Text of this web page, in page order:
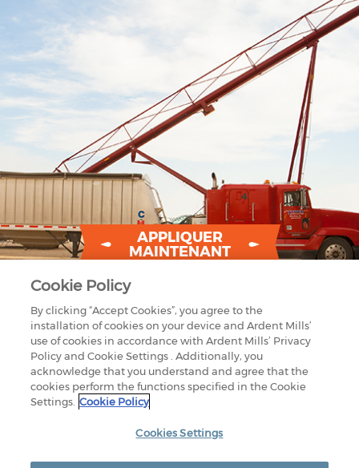
APPLIQUER
MAINTENANT
1875 LAWRENCE STREET
SUITE 1200
CONTACTEZ-NOUS NOS INSTALLATIONS
Cookie Policy
By clicking “Accept Cookies”, you agree to the
installation of cookies on your device and Ardent Mills’
use of cookies in accordance with Ardent Mills’ Privacy
Policy and Cookie Settings . Additionally, you
acknowledge that you understand and agree that the
cookies perform the functions specified in the Cookie
Settings. Cookie Policy
Cookies Settings